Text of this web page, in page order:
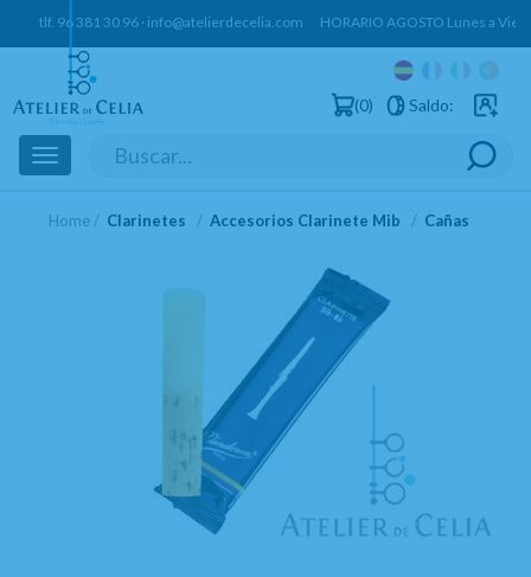
tlf. 96 381 30 96 · info@atelierdecelia.com HORARIO AGOSTO Lunes a
0 Saldo:
Toggle
navigation
Home Clarinetes Accesorios Clarinete Mib Cañas